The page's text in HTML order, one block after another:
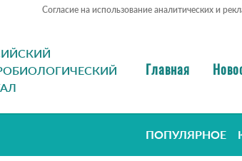
Согласие на использование аналитических и
Главная
ПОПУЛЯРНОЕ